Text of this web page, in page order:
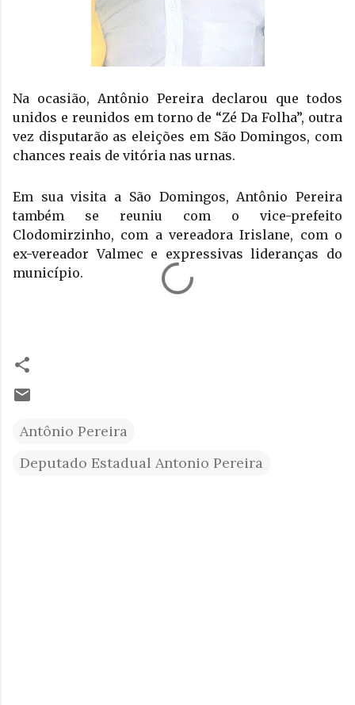
Na ocasião, Antônio Pereira declarou que todos
unidos e reunidos em torno de “Zé Da Folha”, outra
vez disputarão as eleições em São Domingos, com
chances reais de vitória nas urnas.
Em sua visita a São Domingos, Antônio Pereira
também se reuniu com o vice-prefeito
Clodomirzinho, com a vereadora Irislane, com o
ex-vereador Valmec e expressivas lideranças do
município.
Antônio Pereira
Deputado Estadual Antonio Pereira